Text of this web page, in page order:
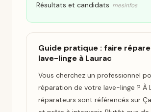
Résultats et candidats mesinfos
Guide pratique : faire
lave-linge à Laurac
Vous cherchez un professionnel
réparation de votre lave-linge ? À
réparateurs sont référencés sur